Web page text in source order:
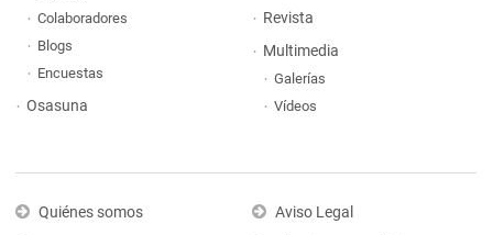
Colaboradores
Blogs
Encuestas
Osasuna
Revista
Multimedia
Galerías
Vídeos
Quiénes somos
Aviso Legal